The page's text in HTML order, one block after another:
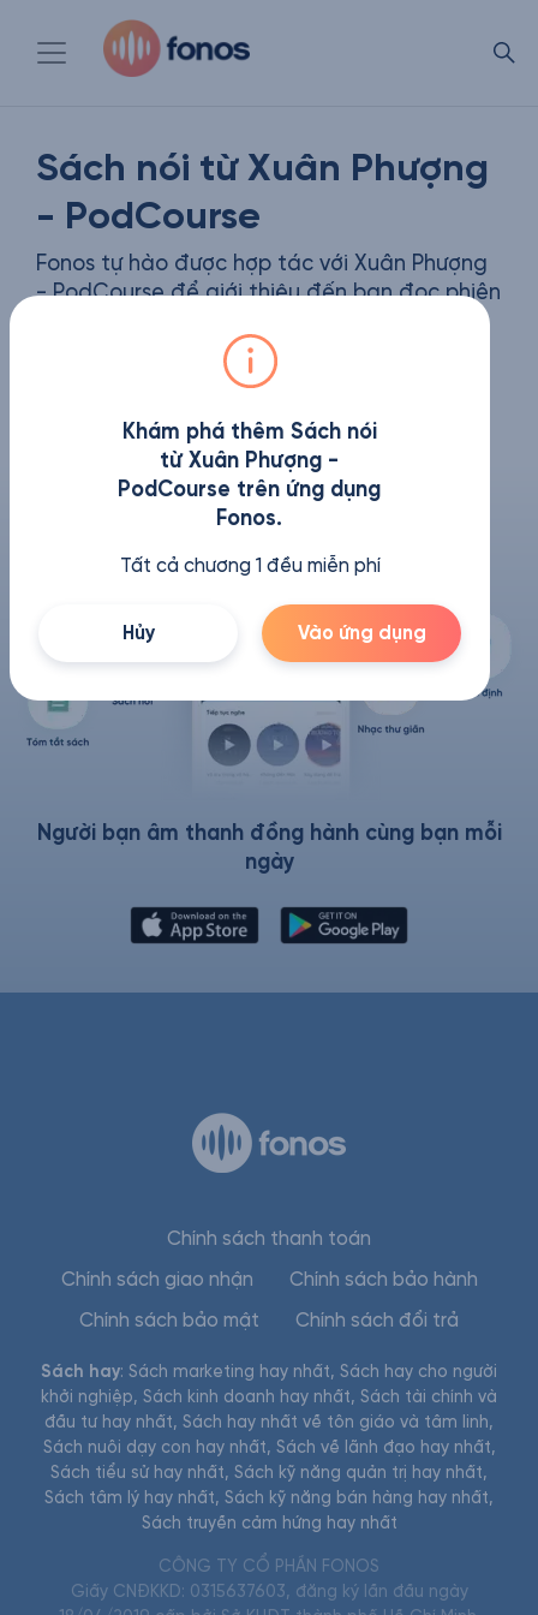
Sách nói từ Xuân Phượng
- PodCourse
Fonos tự hào được hợp tác với Xuân Phượng
- PodCourse để giới thiệu đến bạn đọc phiên
sách được yêu thích nhất
Người bạn âm thanh đồng hành cùng bạn mỗi
ngày
Chính sách thanh toán
Chính sách giao nhận
Chính sách bảo hành
Chính sách bảo mật
Chính sách đổi trả
Sách hay: Sách marketing hay nhất, Sách hay cho người
khởi nghiệp, Sách kinh doanh hay nhất, Sách tài chính và
đầu tư hay nhất, Sách hay nhất về tôn giáo và tâm linh,
Sách nuôi dạy con hay nhất, Sách về lãnh đạo hay nhất,
Sách tiểu sử hay nhất, Sách kỹ năng quản trị hay nhất,
Sách tâm lý hay nhất, Sách kỹ năng bán hàng hay nhất,
Sách truyền cảm hứng hay nhất
CÔNG TY CỔ PHẦN FONOS
Giấy CNĐKKD: 0315637603, đăng ký lần đầu ngày
Khám phá thêm Sách nói
từ Xuân Phượng -
PodCourse trên ứng dụng
Fonos.
Tất cả chương 1 đều miễn phí
Hủy Vào ứng dụng